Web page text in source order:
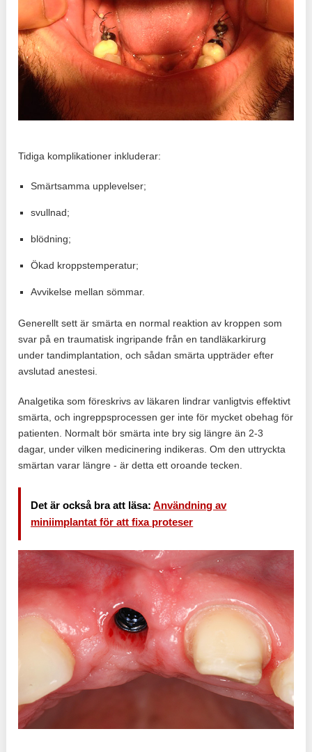
Tidiga komplikationer inkluderar:
Smärtsamma upplevelser;
svullnad;
blödning;
Ökad kroppstemperatur;
Avvikelse mellan sömmar.
Generellt sett är smärta en normal reaktion av kroppen som
svar på en traumatisk ingripande från en tandläkarkirurg
under tandimplantation, och sådan smärta uppträder efter
avslutad anestesi.
Analgetika som föreskrivs av läkaren lindrar vanligtvis effektivt
smärta, och ingreppsprocessen ger inte för mycket obehag för
patienten. Normalt bör smärta inte bry sig längre än 2-3
dagar, under vilken medicinering indikeras. Om den uttryckta
smärtan varar längre - är detta ett oroande tecken.
Det är också bra att läsa:Användning av
miniimplantat för att fixa proteser